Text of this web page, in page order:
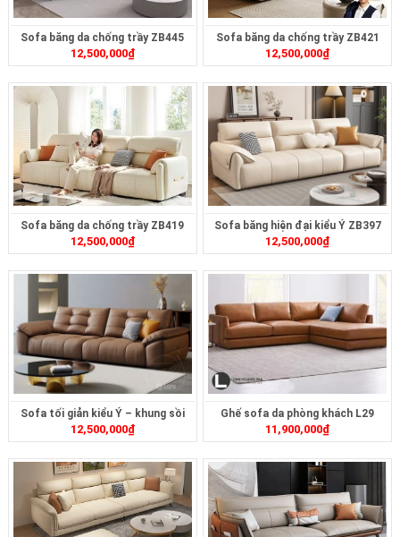
Sofa băng da chống trầy ZB445
12,500,000₫
Sofa băng da chống trầy ZB421
12,500,000₫
Sofa băng da chống trầy ZB419
12,500,000₫
Sofa băng hiện đại kiểu Ý ZB397
12,500,000₫
Sofa tối giản kiểu Ý – khung sồi
ZB369
12,500,000₫
Ghế sofa da phòng khách L29
11,900,000₫